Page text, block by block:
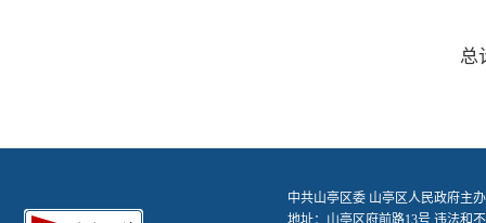
总
中共山亭区委 山亭区人民政府主
地址：山亭区府前路13号 违法和